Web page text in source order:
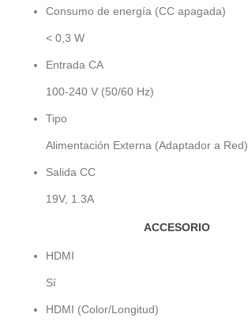
Consumo de energía (CC apagada)
< 0,3 W
Entrada CA
100-240 V (50/60 Hz)
Tipo
Alimentación Externa (Adaptador a Red)
Salida CC
19V, 1.3A
ACCESORIO
HDMI
Sí
HDMI (Color/Longitud)